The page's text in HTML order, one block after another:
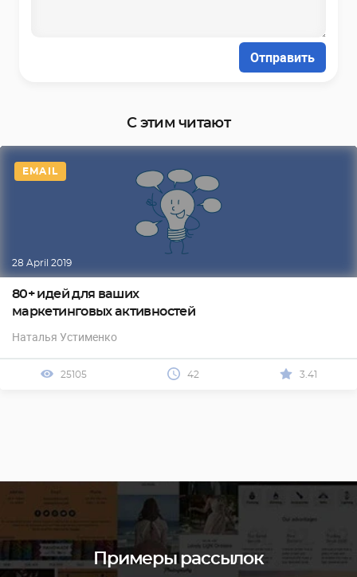
Отправить
С этим читают
EMAIL
28 April 2019
80+ идей для ваших
маркетинговых активностей
Наталья Устименко
25105 42 3.41
Примеры рассылок